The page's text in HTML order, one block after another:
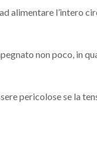
alimentare l’intero
non poco, in
pericolose se la